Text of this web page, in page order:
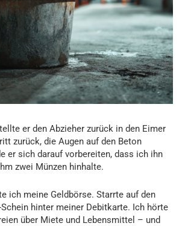
er den Abzieher zurück in den Eimer
zurück, die Augen auf den Beton
er sich darauf vorbereiten, dass ich ihn
zwei Münzen hinhalte.
ich meine Geldbörse. Starrte auf den
hinter meiner Debitkarte. Ich hörte
über Miete und Lebensmittel – und